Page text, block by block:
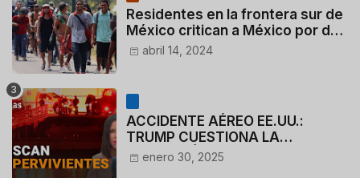
Residentes en la frontera sur de
México critican a México por dar
110 dólares a migrantes
deportados
abril 14, 2024
ACCIDENTE AÉREO EE.UU.:
TRUMP CUESTIONA LA
ACTUACIÓN DE LOS
CONTROLADORES y PILOTO del
enero 30, 2025